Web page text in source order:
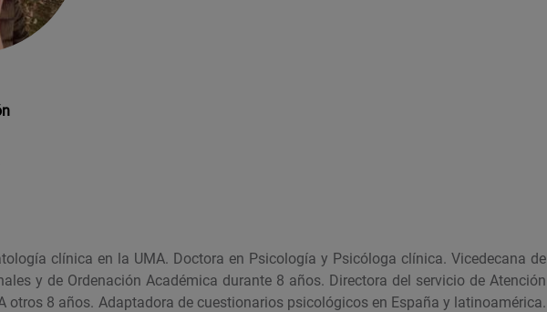
clínica en la UMA. Doctora en Psicología y Psicóloga clínica. Vicedecana de
y de Ordenación Académica durante 8 años. Directora del servicio de Atención
otros 8 años. Adaptadora de cuestionarios psicológicos en España y latinoamérica.